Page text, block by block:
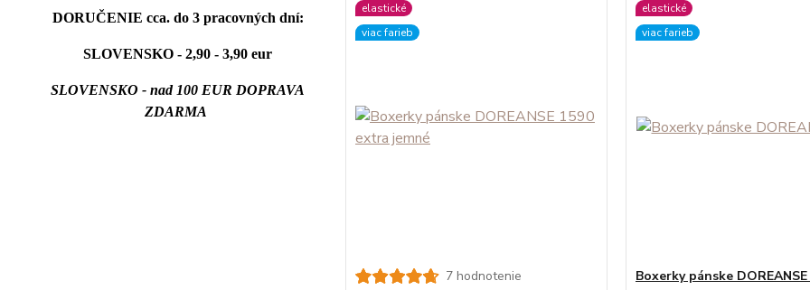
DORUČENIE cca. do 3 pracovných dní:
SLOVENSKO - 2,90 - 3,90 eur
SLOVENSKO - nad 100 EUR DOPRAVA
ZDARMA
elastické
viac farieb
7 hodnotenie
elastické
viac farieb
Boxerky pánske